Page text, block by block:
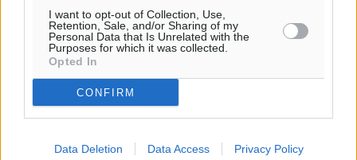
I want to opt-out of Collection, Use,
Retention, Sale, and/or Sharing of my
Personal Data that Is Unrelated with the
Purposes for which it was collected.
Opted In
CONFIRM
Data Deletion Data Access Privacy Policy
Ελλάδα
Τοπικές Ειδήσεις• πριν 1 ώρα
στην Πάτμο
Οι συναντήσεις που είχε κατά την επίσκεψη του στη